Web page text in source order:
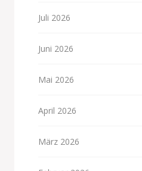
Juli 2026
Juni 2026
Mai 2026
April 2026
März 2026